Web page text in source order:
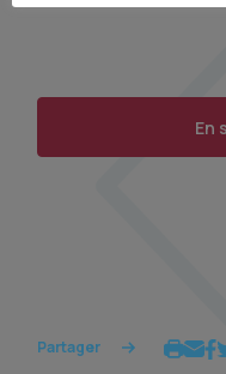
En
Partager